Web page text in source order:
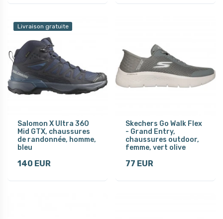
Livraison gratuite
Salomon X Ultra 360
Mid GTX, chaussures
de randonnée, homme,
bleu
140 EUR
Skechers Go Walk Flex
- Grand Entry,
chaussures outdoor,
femme, vert olive
77 EUR